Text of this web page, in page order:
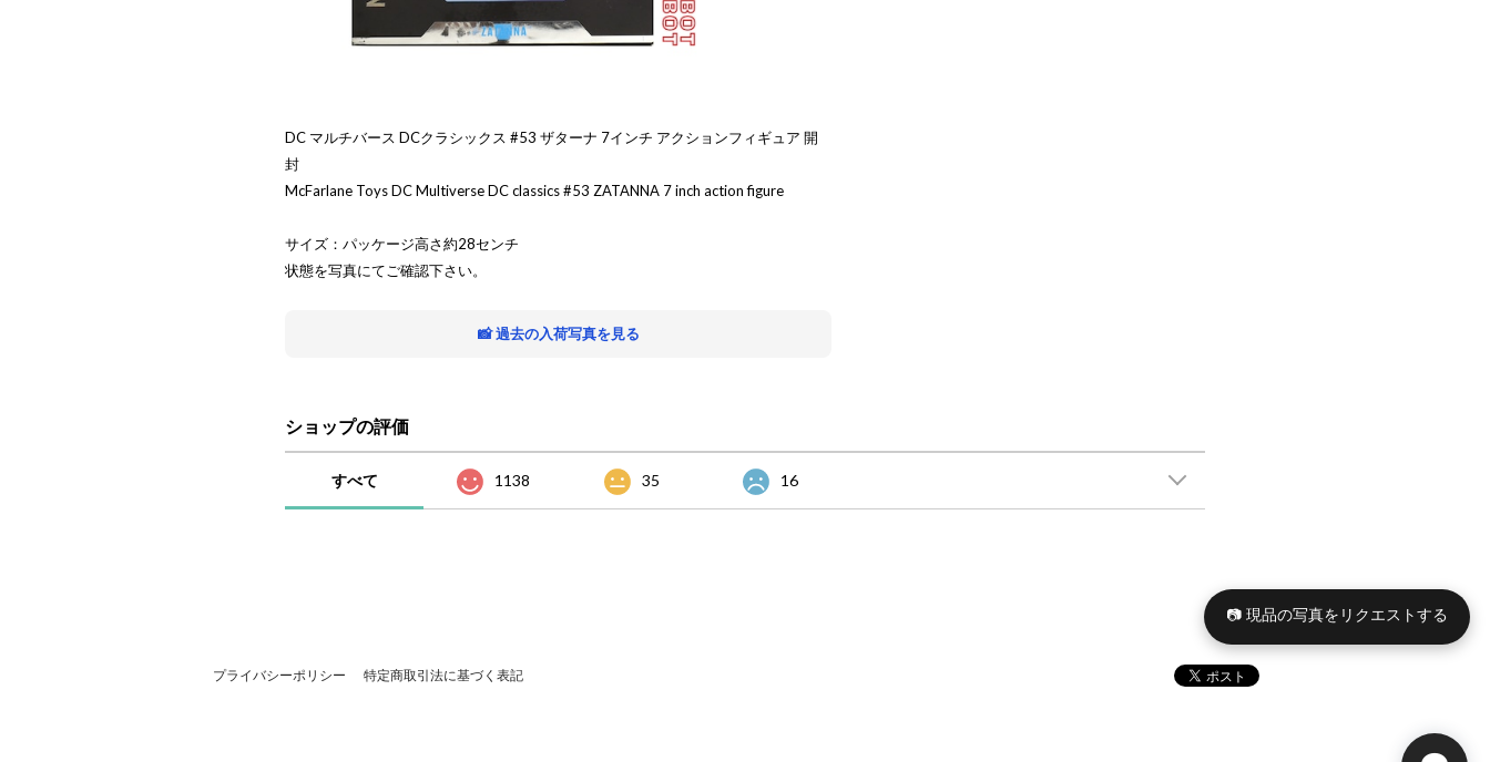
DC マルチバース DCクラシックス #53 ザターナ 7インチ アクションフィギュア 開
封
McFarlane Toys DC Multiverse DC classics #53 ZATANNA 7 inch action figure
サイズ：パッケージ高さ約28センチ
状態を写真にてご確認下さい。
📸 過去の入荷写真を見る
ショップの評価
すべて 1138 35 16
プライバシーポリシー 特定商取引法に基づく表記
📷 現品の写真をリクエストする